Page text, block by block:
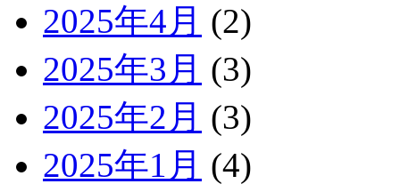
2025年4月 (2)
2025年3月 (3)
2025年2月 (3)
2025年1月 (4)